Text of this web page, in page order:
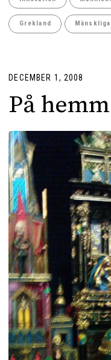
Grekland
DECEMBER 1, 2008
På